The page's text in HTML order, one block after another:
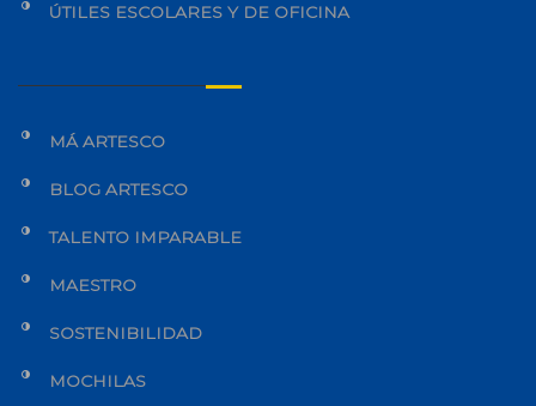
ÚTILES ESCOLARES Y DE OFICINA
MÁ ARTESCO
BLOG ARTESCO
TALENTO IMPARABLE
MAESTRO
SOSTENIBILIDAD
MOCHILAS